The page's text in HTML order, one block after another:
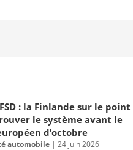
: la Finlande sur le point
le système avant le
d’octobre
automobile | 24 juin 2026